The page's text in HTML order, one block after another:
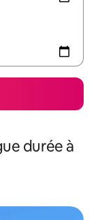
durée à